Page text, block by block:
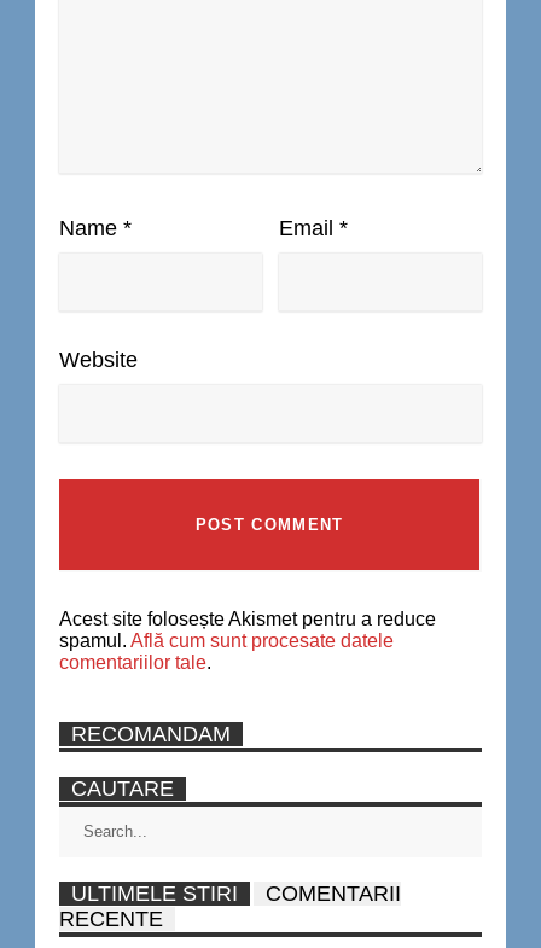
Name * Email *
Website
Acest site folosește Akismet pentru a reduce
spamul. Află cum sunt procesate datele
comentariilor tale.
RECOMANDAM
CAUTARE
ULTIMELE STIRI
COMENTARII
RECENTE